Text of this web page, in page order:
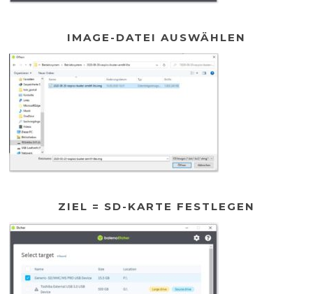
IMAGE-DATEI AUSWÄHLEN
ZIEL = SD-KARTE FESTLEGEN